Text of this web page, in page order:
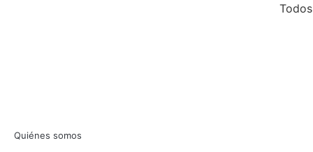
Quiénes somos